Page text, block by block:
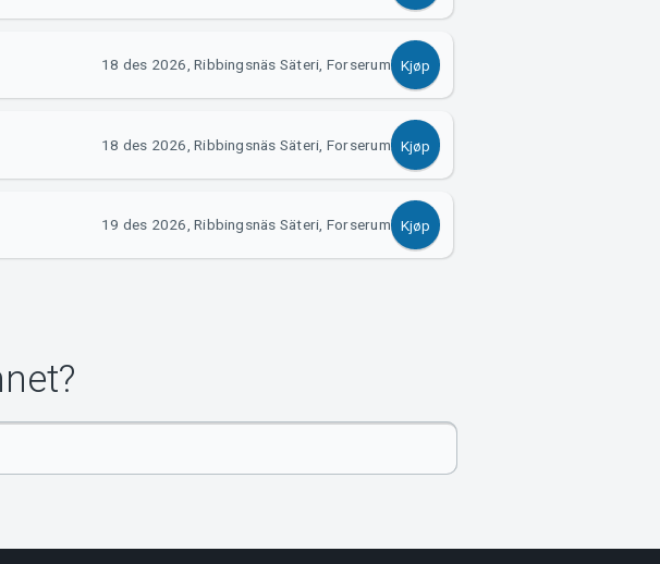
18 des 2026, Ribbingsnäs Säteri, Forserum Kjøp
18 des 2026, Ribbingsnäs Säteri, Forserum Kjøp
19 des 2026, Ribbingsnäs Säteri, Forserum Kjøp